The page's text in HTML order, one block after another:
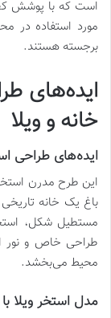
است که با پوشش
مورد استفاده در
برجسته هستند.
ایدههای
خانه و ویلا
ایده‌های طراحی
این طرح مدرن
مستطیل شکل،
طراحی خاص و نور
محیط می‌بخشد.
مدل استخر ویلا